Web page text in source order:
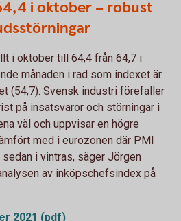
i oktober – robust
i oktober till 64,4 från 64,7 i
månaden i rad som indexet är
(54,7). Svensk industri förefaller
på insatsvaror och störningar i
väl och uppvisar en högre
med i eurozonen där PMI
i vintras, säger Jörgen
av inköpschefsindex på
2021 (pdf)